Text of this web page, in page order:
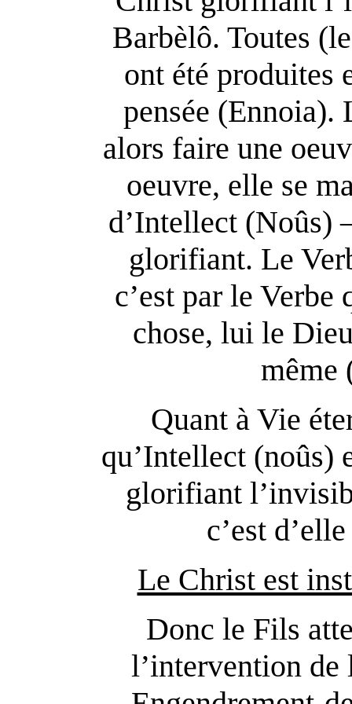
Barbèlô. Toutes
ont été produites
pensée
alors faire une
oeuvre, elle se
d’Intellect
glorifiant. Le
c’est par le Verbe
chose, lui le
même
Quant à Vie
qu’Intellect (noûs)
glorifiant
c’est
Le Christ est
Donc le Fils
l’intervention